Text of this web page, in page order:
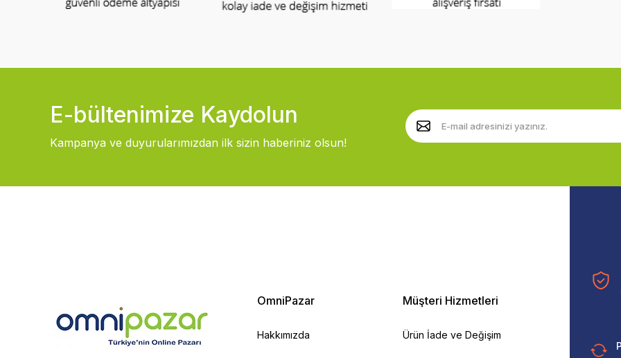
E-bültenimize Kaydolun
Kampanya ve duyurularımızdan ilk sizin haberiniz olsun!
OmniPazar
Hakkımızda
Müşteri Hizmetleri
Ürün İade ve Değişim